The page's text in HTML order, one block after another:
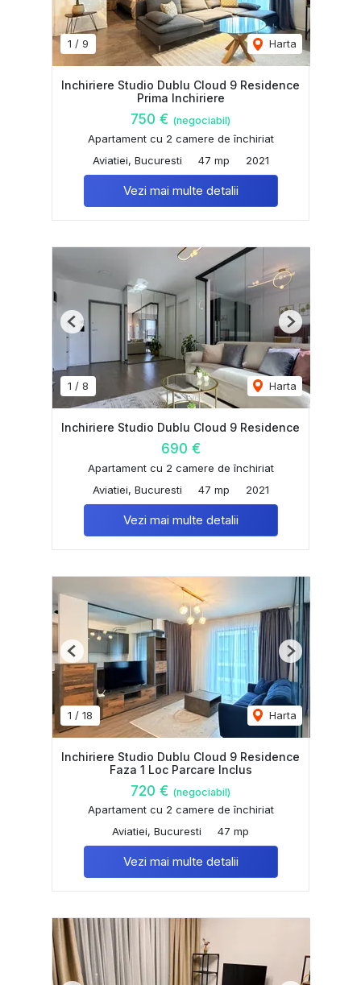
1 / 9 Harta
Inchiriere Studio Dublu Cloud 9 Residence
Prima Inchiriere
750 € (negociabil)
Apartament cu 2 camere de închiriat
Aviatiei, Bucuresti
47 mp 2021
Vezi mai multe detalii
1 / 8 Harta
Previous Next
Inchiriere Studio Dublu Cloud 9 Residence
690 €
Apartament cu 2 camere de închiriat
Aviatiei, Bucuresti
47 mp 2021
Vezi mai multe detalii
1 / 18 Harta
Previous Next
Inchiriere Studio Dublu Cloud 9 Residence
Faza 1 Loc Parcare Inclus
720 € (negociabil)
Apartament cu 2 camere de închiriat
Aviatiei, Bucuresti
47 mp
Vezi mai multe detalii